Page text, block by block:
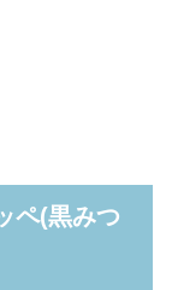
ペ(黒みつ